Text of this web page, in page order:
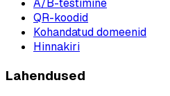
A/B-testimine
QR-koodid
Kohandatud domeenid
Hinnakiri
Lahendused